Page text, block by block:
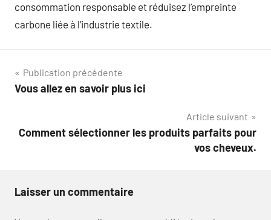
consommation responsable et réduisez l’empreinte
carbone liée à l’industrie textile.
Navigation
de
Publication précédente
Vous allez en savoir plus ici
Article suivant
Comment sélectionner les produits parfaits pour
vos cheveux.
Laisser un commentaire